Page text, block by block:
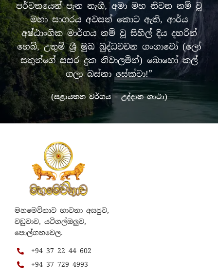
පර්වතයෙන් පැන නැගී, අමා මහ නිවන නම් වූ
මහා සාගරය අවසන් කොට ඇති, ආර්ය
අෂ්ඨාංගික මාර්ගය නම් වූ සිහිල් දිය දහරින්
හෙබි, උතුම් ශ්‍රී මුඛ බුද්ධවචන ගංගාවෝ (ලෝ
සතුන්ගේ සසර දුක නිවාලමින්) බොහෝ කල්
ගලා බස්නා සේක්වා!”
(සළායතන වර්ගය – උද්දාන ගාථා)
මහමෙව්නාව භාවනා අසපුව,
වඩුවාව, යටිගල්ඔලුව,
පොල්ගහවෙල.
+94 37 22 44 602
+94 37 729 4993